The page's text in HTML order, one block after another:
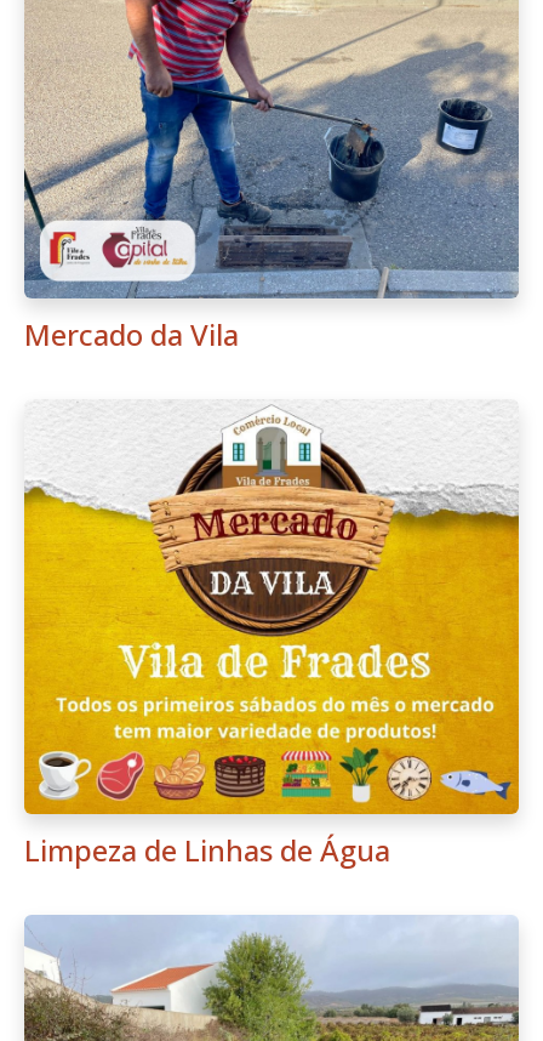
Mercado da Vila
Limpeza de Linhas de Água